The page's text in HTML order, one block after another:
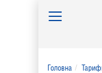
Toggle
Головна